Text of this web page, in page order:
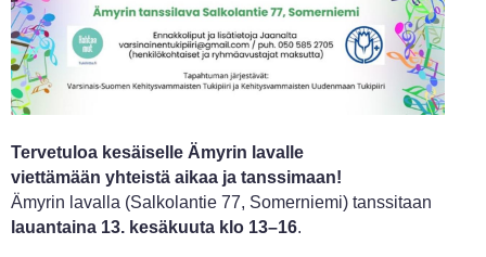
Tervetuloa kesäiselle Ämyrin lavalle
viettämään yhteistä aikaa ja tanssimaan!
Ämyrin lavalla (Salkolantie 77, Somerniemi) tanssitaan
lauantaina 13. kesäkuuta klo 13–16.